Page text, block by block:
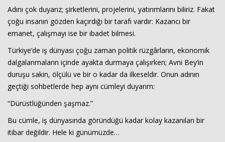
Adını çok duyarız; şirketlerini, projelerini, yatırımlarını biliriz. Fakat
çoğu insanın gözden kaçırdığı bir tarafı vardır: Kazancı bir
emanet, çalışmayı ise bir ibadet bilmesi.
Türkiye’de iş dünyası çoğu zaman politik rüzgârların, ekonomik
dalgalanmaların içinde ayakta durmaya çalışırken; Avni Bey’in
duruşu sakin, ölçülü ve bir o kadar da ilkeseldir. Onun adının
geçtiği sohbetlerde hep aynı cümleyi duyarım:
“Dürüstlüğünden şaşmaz.”
Bu cümle, iş dünyasında göründüğü kadar kolay kazanılan bir
itibar değildir. Hele ki günümüzde…
Haberin Doğru Adresi.